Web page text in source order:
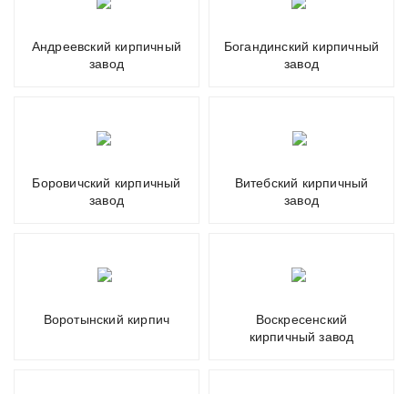
Андреевский кирпичный
завод
Богандинский кирпичный
завод
Боровичский кирпичный
завод
Витебский кирпичный
завод
Воротынский кирпич
Воскресенский
кирпичный завод